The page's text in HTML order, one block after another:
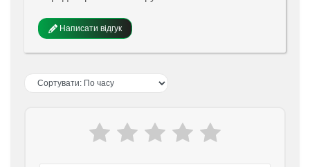
Написати відгук